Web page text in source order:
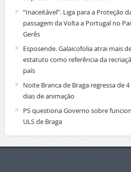
“Inaceitável”. Liga para a Proteção
passagem da Volta a Portugal no
Gerês
Esposende. Galaicofolia atrai mais
estatuto como referência da
país
Noite Branca de Braga regressa de
dias de animação
PS questiona Governo sobre
ULS de Braga